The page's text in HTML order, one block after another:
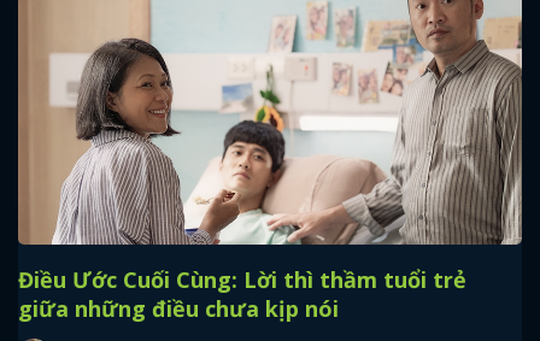
Điều Ước Cuối Cùng: Lời thì thầm tuổi trẻ
giữa những điều chưa kịp nói